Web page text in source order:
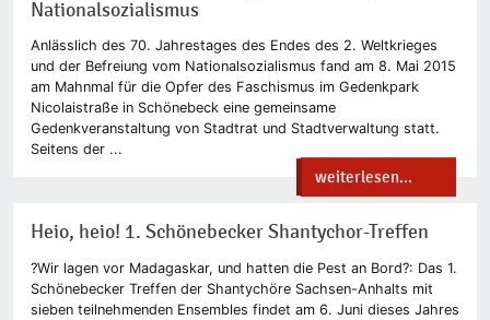
Nationalsozialismus
Anlässlich des 70. Jahrestages des Endes des 2. Weltkrieges
und der Befreiung vom Nationalsozialismus fand am 8. Mai 2015
am Mahnmal für die Opfer des Faschismus im Gedenkpark
Nicolaistraße in Schönebeck eine gemeinsame
Gedenkveranstaltung von Stadtrat und Stadtverwaltung statt.
Seitens der ...
weiterlesen...
Heio, heio! 1. Schönebecker Shantychor-Treffen
?Wir lagen vor Madagaskar, und hatten die Pest an Bord?: Das 1.
Schönebecker Treffen der Shantychöre Sachsen-Anhalts mit
sieben teilnehmenden Ensembles findet am 6. Juni dieses Jahres